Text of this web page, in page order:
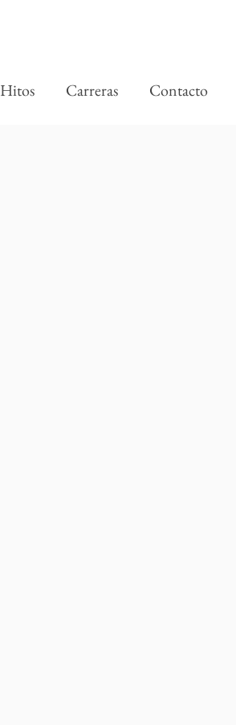
Hitos Carreras Contacto